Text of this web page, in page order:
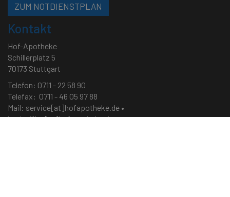
ZUM NOTDIENSTPLAN
Kontakt
Hof-Apotheke
Schillerplatz 5
70173 Stuttgart
Telefon: 0711 - 22 58 90
Telefax: 0711 - 46 05 97 88
Mail: service[at]hofapotheke.de •
backoffice[at]hofapotheke.de